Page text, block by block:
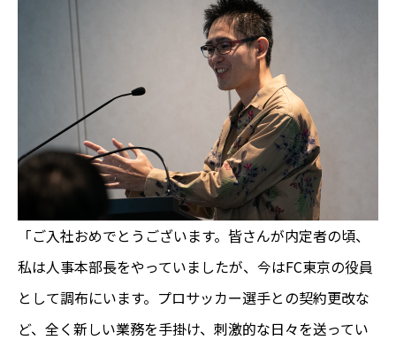
「ご入社おめでとうございます。皆さんが内定者の頃、
私は人事本部長をやっていましたが、今はFC東京の役員
として調布にいます。プロサッカー選手との契約更改な
ど、全く新しい業務を手掛け、刺激的な日々を送ってい